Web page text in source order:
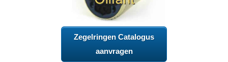
Zegelringen Catalogus
aanvragen